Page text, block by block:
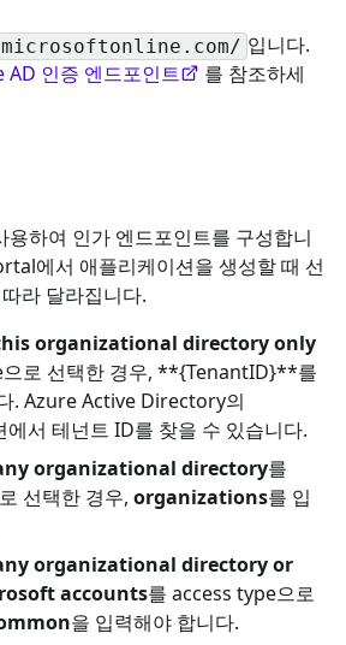
입니다.
AD 인증 엔드포인트
를 참조하세
하여 인가 엔드포인트를 구성합니
에서 애플리케이션을 생성할 때 선
라 달라집니다.
organizational directory only
로 선택한 경우, **{TenantID}**를
. Azure Active Directory의
에서 테넌트 ID를 찾을 수 있습니다.
organizational directory를
선택한 경우, organizations를 입
organizational directory or
accounts를 access type으로
을 입력해야 합니다.